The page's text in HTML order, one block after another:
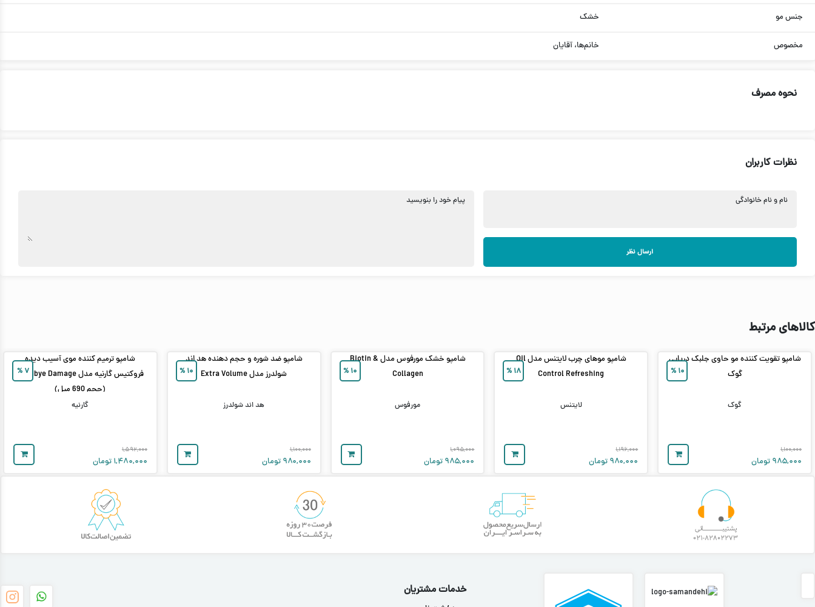
جنس مو خشک
مخصوص خانم‌ها، آقایان
نحوه مصرف
نظرات کاربران
نام و نام خانوادگی
ارسال نظر
پیام خود را بنویسید
کالاهای مرتبط
۱۰ %
شامپو تقویت کننده مو حاوی جلبک دریایی
گوک
گوک
۱,۱۰۰,۰۰۰
۹۸۵,۰۰۰ تومان
۱۸ %
شامپو موهای چرب لایتنس مدل Oil
Control Refreshing
لایتنس
۱,۱۹۶,۰۰۰
۹۸۰,۰۰۰ تومان
۱۰ %
شامپو خشک مورفوس مدل Biotin &
Collagen
مورفوس
۱,۰۹۵,۰۰۰
۹۸۵,۰۰۰ تومان
۱۰ %
شامپو ضد شوره و حجم دهنده هد اند
شولدرز مدل Extra Volume
هد اند شولدرز
۱,۱۰۰,۰۰۰
۹۸۰,۰۰۰ تومان
۷ %
شامپو ترمیم کننده موی آسیب دیده
فروکتیس گارنیه مدل Goodbye Damage
(حجم 690 میل)
گارنیه
۱,۵۹۲,۰۰۰
۱,۴۸۰,۰۰۰ تومان
خدمات مشتریان